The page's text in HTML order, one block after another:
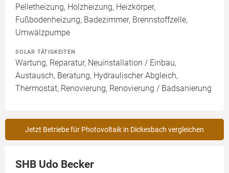
Pelletheizung, Holzheizung, Heizkörper,
Fußbodenheizung, Badezimmer, Brennstoffzelle,
Umwälzpumpe
SOLAR TÄTIGKEITEN
Wartung, Reparatur, Neuinstallation / Einbau,
Austausch, Beratung, Hydraulischer Abgleich,
Thermostat, Renovierung, Renovierung / Badsanierung
Jetzt Betriebe für Photovoltaik in Dickesbach vergleichen
SHB Udo Becker